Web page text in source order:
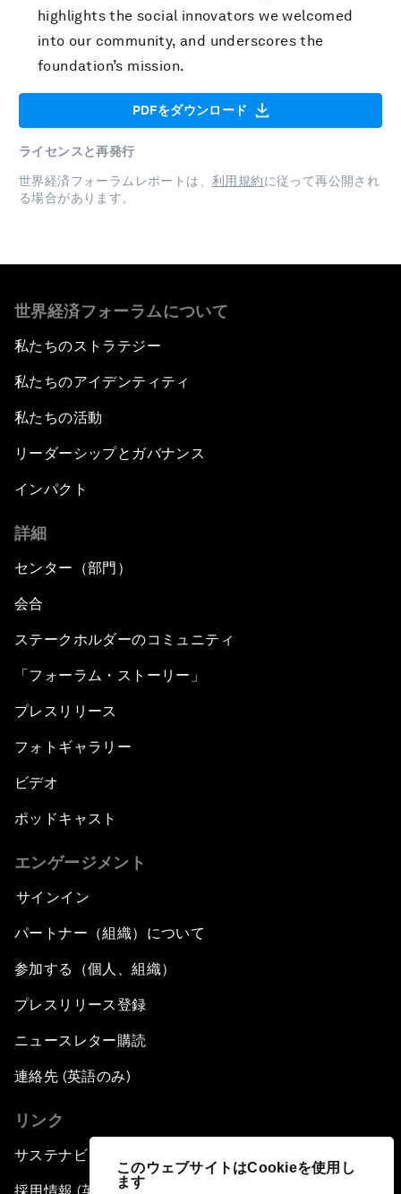
このウェブサイトはCookieを使用し
ます
highlights the social innovators we welcomed
into our community, and underscores the
foundation’s mission.
PDFをダウンロード
ライセンスと再発行
世界経済フォーラムレポートは、 利用規約に従って再公開され
る場合があります。
世界経済フォーラムについて
私たちのストラテジー
私たちのアイデンティティ
私たちの活動
リーダーシップとガバナンス
インパクト
詳細
センター（部門）
会合
ステークホルダーのコミュニティ
「フォーラム・ストーリー」
プレスリリース
フォトギャラリー
ビデオ
ポッドキャスト
エンゲージメント
サインイン
パートナー（組織）について
参加する（個人、組織）
プレスリリース登録
ニュースレター購読
連絡先 (英語のみ)
リンク
サステナビリティへの取り組み